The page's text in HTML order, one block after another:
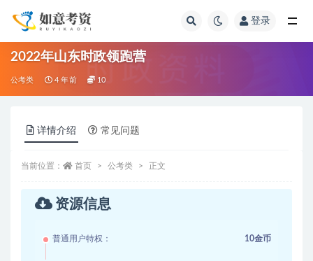
登录
2022年山东时政领跑营
公考类 4 年前 10
详情介绍 常见问题
当前位置： 首页 公考类 正文
资源信息
普通用户特权： 10金币